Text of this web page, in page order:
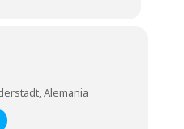
Alemania